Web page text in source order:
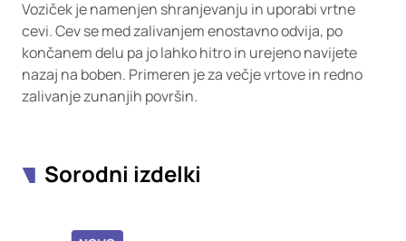
Voziček je namenjen shranjevanju in uporabi vrtne
cevi. Cev se med zalivanjem enostavno odvija, po
končanem delu pa jo lahko hitro in urejeno navijete
nazaj na boben. Primeren je za večje vrtove in redno
zalivanje zunanjih površin.
Sorodni izdelki